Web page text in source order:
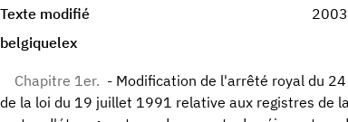
Texte modifié
belgiquelex
Chapitre 1er. - Modification de l'arrêté royal du
de la loi du 19 juillet 1991 relative aux registres de